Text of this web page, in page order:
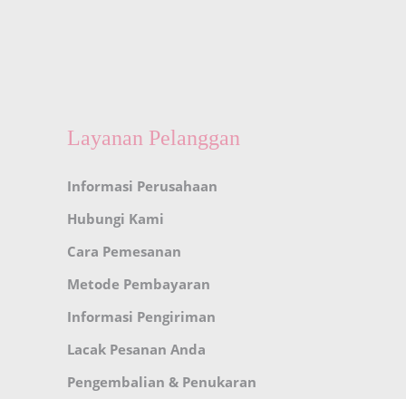
Layanan Pelanggan
Informasi Perusahaan
Hubungi Kami
Cara Pemesanan
Metode Pembayaran
Informasi Pengiriman
Lacak Pesanan Anda
Pengembalian & Penukaran